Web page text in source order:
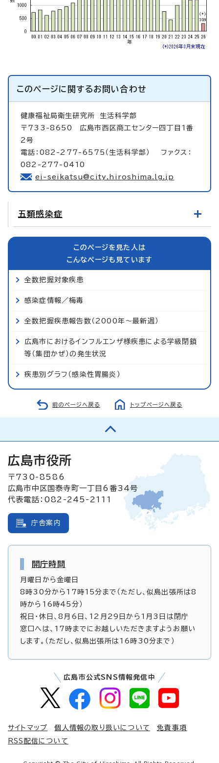
このページに関するお問い合わせ
健康福祉局衛生研究所 生活科学部
〒733-8650 広島市西区商工センター四丁目1番
2号
電話：082-277-6575（生活科学部） ファクス：
082-277-0410
ei-seikatsu@city.hiroshima.lg.jp
五類感染症
このページを見た人は
こんなページも見ています
全数把握対象疾患
感染症情報／梅毒
全数把握疾患報告数（2000年～最新週）
広島市におけるインフルエンザ様疾患による学級閉鎖
等（集団かぜ）の発生状況
疾患別グラフ（感染性胃腸炎）
前のページへ戻る トップページへ戻る
広島市役所
〒730-8586
広島市中区国泰寺町一丁目6番34号
代表電話：082-245-2111
庁舎案内
開庁時間
月曜日から金曜日
8時30分から17時15分まで（ただし、似島出張所は8
時から16時45分）
祝日・休日、8月6日、12月29日から1月3日は閉庁
窓口へは、17時までにお越しいただきますようお願い
します。（ただし、似島出張所は16時30分まで）
広島市公式SNS情報発信中
サイトマップ 個人情報の取り扱いについて
免責事項
RSS配信について